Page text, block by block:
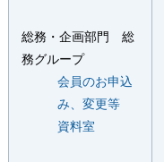
総務・企画部門 総
務グループ
会員のお申込
み、変更等
資料室